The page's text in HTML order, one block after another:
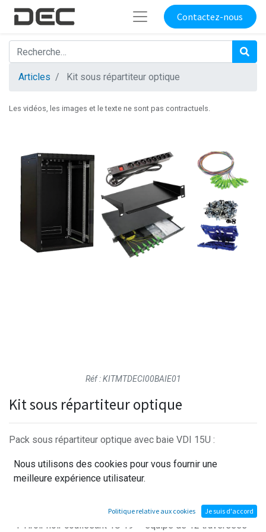
Contactez-nous
Articles Kit sous répartiteur optique
Les vidéos, les images et le texte ne sont pas contractuels.
Réf : KITMTDECI00BAIE01
Kit sous répartiteur optique
Pack sous répartiteur optique avec baie VDI 15U :
- 1 Baie VDI Schneider 19’’ – 15U Profondeur 600mm avec
4 roulettes
- 1 Plateau fixe 19" - 1U - Charge 45 Kg - Noir 4 fixations
- 1 Tiroir noir coulissant 1U 19" - équipé de 12 traversées
Nous utilisons des cookies pour vous fournir une
meilleure expérience utilisateur.
Politique relative aux cookies Je suis d'accord